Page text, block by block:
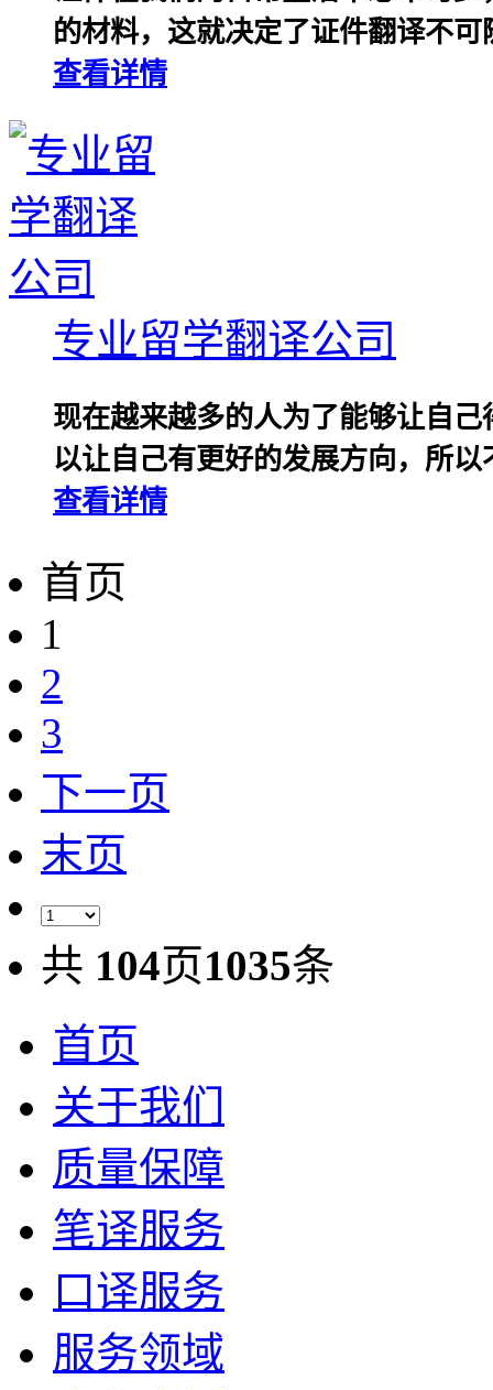
的材料，这就决定了证件翻译不
查看详情
专业留学翻译公司
现在越来越多的人为了能够让自
以让自己有更好的发展方向，所
查看详情
首页
1
2
3
下一页
末页
共 104页1035条
首页
关于我们
质量保障
笔译服务
口译服务
服务领域